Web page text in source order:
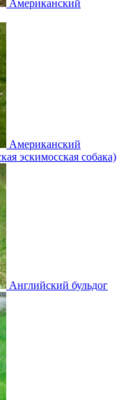
Американский
Американский
эскимосская собака)
Английский бульдог